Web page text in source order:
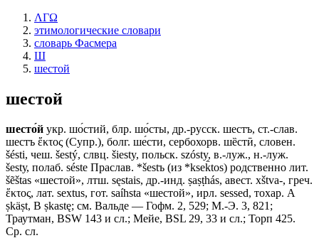
ΛΓΩ
этимологические словари
словарь Фасмера
Ш
шестой
шестой
шесто́й укр. шо́стий, блр. шо́сты, др.-русск. шестъ, ст.-слав.
шестъ ἕκτος (Супр.), болг. ше́сти, сербохорв. шȅстӣ, словен.
šésti, чеш. šestý, слвц. šiesty, польск. szósty, в.-луж., н.-луж.
šеstу, полаб. séste Праслав. *šestъ (из *ksek̂tos) родственно лит.
šẽštas «шестой», лтш. sęstais, др.-инд. ṣaṣṭhás, авест. хštvа-, греч.
ἕκτος, лат. seхtus, гот. saíhsta «шестой», ирл. sessed, тохар. А
ṣkäṣt, В ṣkastę; см. Вальде — Гофм. 2, 529; М.-Э. 3, 821;
Траутман, ВSW 143 и сл.; Мейе, ВSL 29, 33 и сл.; Торп 425.
Ср. сл.